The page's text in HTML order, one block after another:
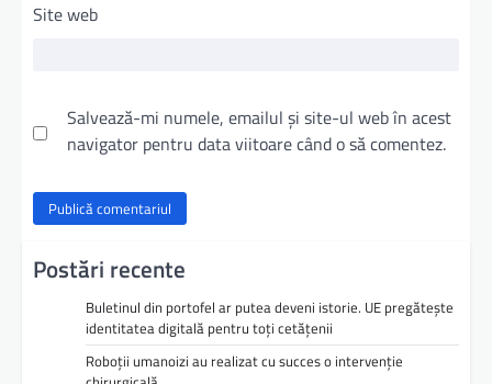
Site web
Salvează-mi numele, emailul și site-ul web în acest
navigator pentru data viitoare când o să comentez.
Postări recente
Buletinul din portofel ar putea deveni istorie. UE pregătește
identitatea digitală pentru toți cetățenii
Roboții umanoizi au realizat cu succes o intervenție